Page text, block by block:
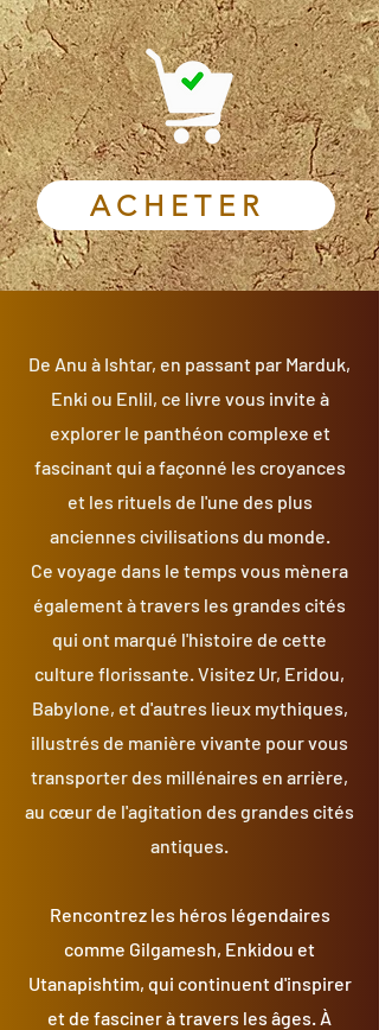
ACHETER
De Anu à Ishtar, en passant par Marduk,
Enki ou Enlil, ce livre vous invite à
explorer le panthéon complexe et
fascinant qui a façonné les croyances
et les rituels de l'une des plus
anciennes civilisations du monde.
Ce voyage dans le temps vous mènera
également à travers les grandes cités
qui ont marqué l'histoire de cette
culture florissante. Visitez Ur, Eridou,
Babylone, et d'autres lieux mythiques,
illustrés de manière vivante pour vous
transporter des millénaires en arrière,
au cœur de l'agitation des grandes cités
antiques.
Rencontrez les héros légendaires
comme Gilgamesh, Enkidou et
Utanapishtim, qui continuent d'inspirer
et de fasciner à travers les âges. À